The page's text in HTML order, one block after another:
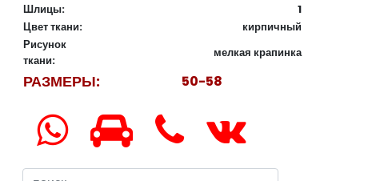
Шлицы:
1
Цвет ткани:
кирпичный
Рисунок
ткани:
мелкая крапинка
РАЗМЕРЫ: 50-58